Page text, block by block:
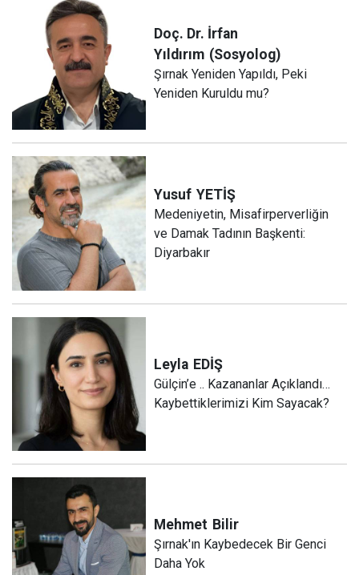
Doç. Dr. İrfan
Yıldırım (Sosyolog)
Şırnak Yeniden Yapıldı, Peki
Yeniden Kuruldu mu?
Yusuf YETİŞ
Medeniyetin, Misafirperverliğin
ve Damak Tadının Başkenti:
Diyarbakır
Leyla EDİŞ
Gülçin’e .. Kazananlar Açıklandı…
Kaybettiklerimizi Kim Sayacak?
Mehmet Bilir
Şırnak'ın Kaybedecek Bir Genci
Daha Yok